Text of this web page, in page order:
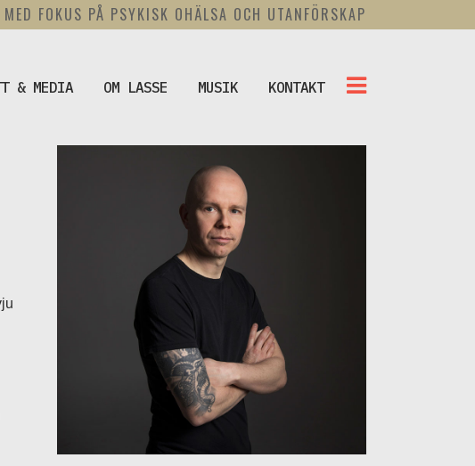
FOKUS PÅ PSYKISK OHÄLSA OCH UTANFÖRSKAP
& MEDIA OM LASSE MUSIK KONTAKT